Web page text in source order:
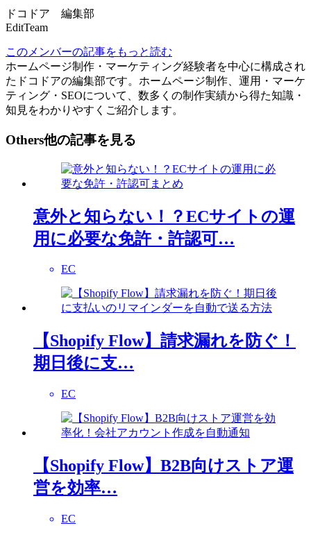
ドコドア 編集部
EditTeam
このメンバーの記事をもっと読む
ホームページ制作・マーケティング経験者を中心に構成され
たドコドアの編集部です。ホームページ制作、運用・マーケ
ティング・SEOについて、数多くの制作実績から得た知識・
知見をわかりやすくご紹介します。
Others他の記事を見る
意外と知らない！？ECサイトの運
用に必要な免許・許認可…
EC
【Shopify Flow】請求漏れを防ぐ！
期日後に支…
EC
【Shopify Flow】B2B向けストア運
営を効率…
EC